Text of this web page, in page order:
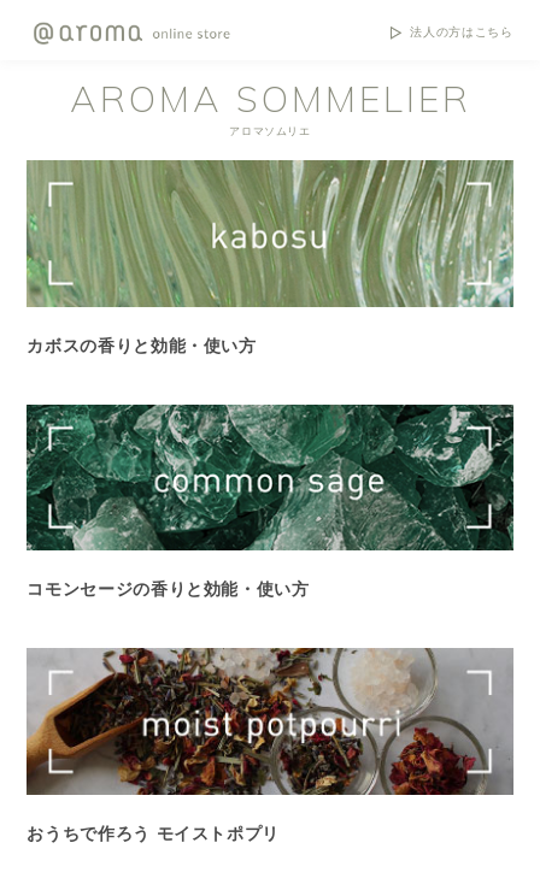
法人の方はこちら
AROMA SOMMELIER
アロマソムリエ
カボスの香りと効能・使い方
コモンセージの香りと効能・使い方
おうちで作ろう モイストポプリ